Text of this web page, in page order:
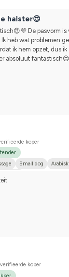
halster😍
De pasvorm
heb wat problemen
ik hem opzet, dus
absoluut fantastisch😍
koper
Small dog
koper